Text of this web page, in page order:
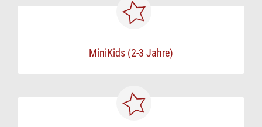
MiniKids (2-3 Jahre)